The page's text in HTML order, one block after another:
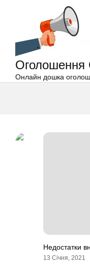
Оголошення
Онлайн дошка
Недостатки
13 Січня, 2021